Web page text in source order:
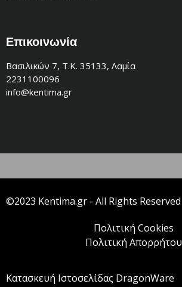
Επικοινωνία
Βασιλικών 7, Τ.Κ. 35133, Λαμία
2231100096
info@kentima.gr
©2023 Kentima.gr - All Rights Reserved
Πολιτική Cookies
Πολιτική Απορρήτου
Κατασκευή Ιστοσελίδας DragonWare